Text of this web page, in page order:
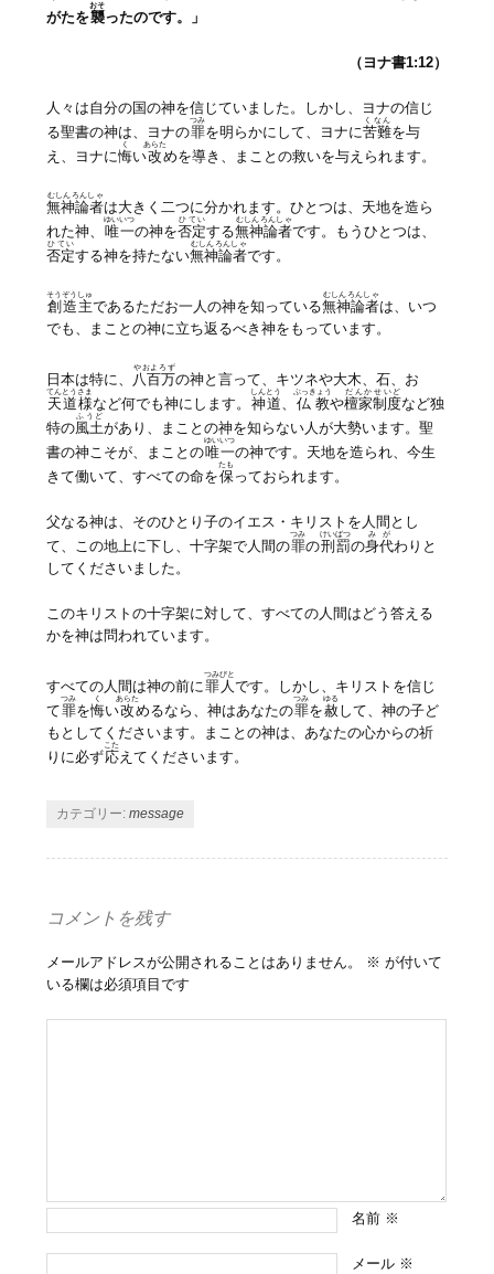
がたを襲
おそ
ったのです。」
（ヨナ書1:12）
人々は自分の国の神を信じていました。しかし、ヨナの信じ
る聖書の神は、ヨナの罪
つみ
を明らかにして、ヨナに苦難
くなん
を与
え、ヨナに悔
く
い改
あらた
めを導き、まことの救いを与えられます。
無神論者
むしんろんしゃ
は大きく二つに分かれます。ひとつは、天地を造ら
れた神、 唯一
ゆいいつ
の神を否定
ひてい
する無神論者
むしんろんしゃ
です。もうひとつは、
否定
ひてい
する神を持たない無神論者
むしんろんしゃ
です。
創造
そうぞう
主
しゅ
であるただお一人の神を知っている無神論者
むしんろんしゃ
は、いつ
でも、まことの神に立ち返るべき神をもっています。
日本は特に、 八百万
やおよろず
の神と言って、キツネや大木、石、お
天道
てんとう
様
さま
など何でも神にします。 神道
しんとう
、 仏教
ぶっきょう
や檀家
だんか
制度
せいど
など独
特の風土
ふうど
があり、まことの神を知らない人が大勢います。聖
書の神こそが、まことの唯一
ゆいいつ
の神です。天地を造られ、今生
きて働いて、すべての命を保
たも
っておられます。
父なる神は、そのひとり子のイエス・キリストを人間とし
て、この地上に下し、十字架で人間の罪
つみ
の刑罰
けいばつ
の身代
みが
わりと
してくださいました。
このキリストの十字架に対して、すべての人間はどう答える
かを神は問われています。
すべての人間は神の前に罪人
つみびと
です。しかし、キリストを信じ
て罪
つみ
を悔
く
い改
あらた
めるなら、神はあなたの罪
つみ
を赦
ゆる
して、神の子ど
もとしてくださいます。まことの神は、あなたの心からの祈
りに必ず応
こた
えてくださいます。
カテゴリー:message
コメントを残す
メールアドレスが公開されることはありません。 ※ が付いて
いる欄は必須項目です
名前 ※
メール ※